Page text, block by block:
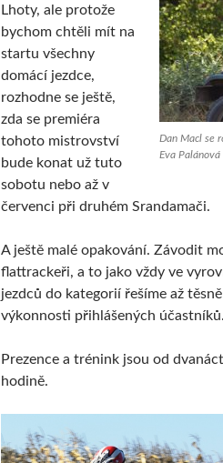
Dan Macl se
Eva Palánová
Lhoty, ale protože
bychom chtěli mít na
startu všechny
domácí jezdce,
rozhodne se ještě,
zda se premiéra
tohoto mistrovství
bude konat už tuto
sobotu nebo až v
červenci při druhém Srandamači.
A ještě malé opakování. Závodit
flattrackeři, a to jako vždy ve
jezdců do kategorií řešíme až
výkonnosti přihlášených účastníků.
Prezence a trénink jsou od
hodině.